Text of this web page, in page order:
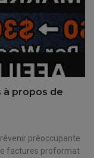
à propos de
préoccupante
factures proformat